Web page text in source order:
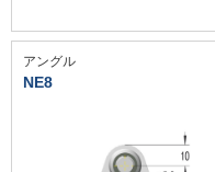
アングル
NE8